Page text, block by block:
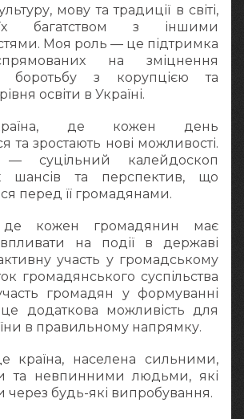
мову та традиції в світі,
багатством з іншими
Моя роль — це підтримка
на зміцнення
боротьбу з корупцією та
освіти в Україні.
де кожен день
та зростають нові можливості.
суцільний калейдоскоп
шансів та перспектив, що
перед її громадянами.
де кожен громадянин має
на події в державі
участь у громадському
громадянського суспільства
громадян у формуванні
додаткова можливість для
в правильному напрямку.
країна, населена сильними,
та невпинними людьми, які
через будь-які випробування.